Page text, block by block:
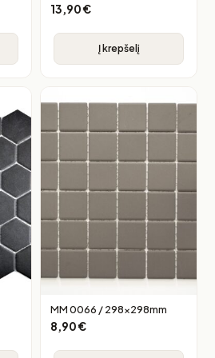
13,90€
Į krepšelį
MM 0066 / 298x298mm
8,90€